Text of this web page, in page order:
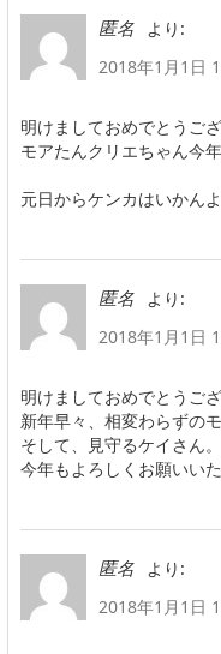
匿名
より:
2018年1月1日
明けましておめでとうござ
モアたんクリエちゃん今
元日からケンカはいかん
匿名
より:
2018年1月1日
明けましておめでとうござ
新年早々、相変わらずの
そして、見守るケイさん。
今年もよろしくお願いいた
匿名
より:
2018年1月1日